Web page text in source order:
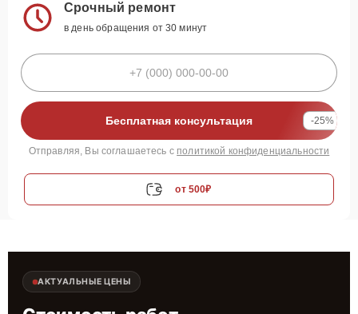
Срочный ремонт
в день обращения от 30 минут
Бесплатная консультация -25%
Отправляя, Вы соглашаетесь с политикой конфиденциальности
от 500₽
АКТУАЛЬНЫЕ ЦЕНЫ